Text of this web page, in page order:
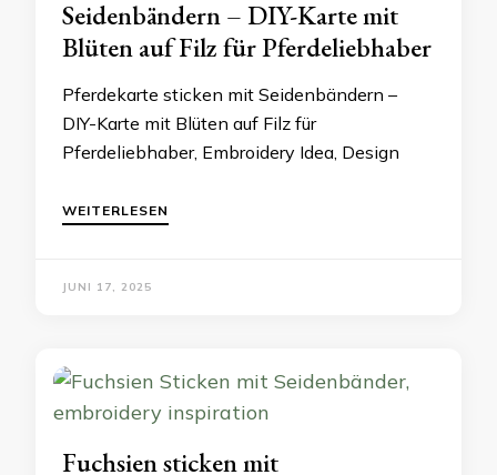
Seidenbändern – DIY-Karte mit
Blüten auf Filz für Pferdeliebhaber
Pferdekarte sticken mit Seidenbändern –
DIY-Karte mit Blüten auf Filz für
Pferdeliebhaber, Embroidery Idea, Design
WEITERLESEN
JUNI 17, 2025
Fuchsien sticken mit